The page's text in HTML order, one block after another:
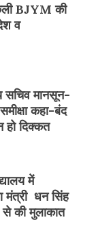
BJYM की
व
सचिव मानसून-
कहा-बंद
हो दिक्कत
में
मंत्री धन सिंह
से की मुलाकात